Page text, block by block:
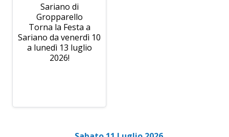
Sariano di
Gropparello
Torna la Festa a
Sariano da venerdì 10
a lunedì 13 luglio
2026!